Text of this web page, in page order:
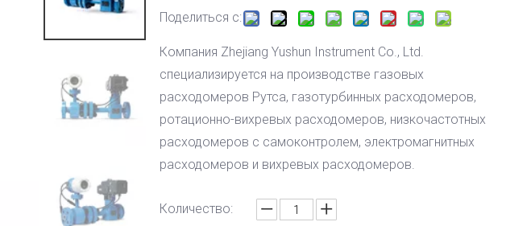
Поделиться с:
Компания Zhejiang Yushun Instrument Co., Ltd.
специализируется на производстве газовых
расходомеров Рутса, газотурбинных расходомеров,
ротационно-вихревых расходомеров, низкочастотных
расходомеров с самоконтролем, электромагнитных
расходомеров и вихревых расходомеров.
Количество: